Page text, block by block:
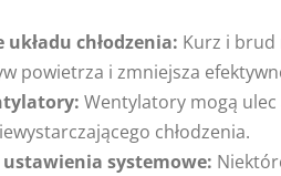
układu chłodzenia: Kurz i brud
powietrza i zmniejsza
Wentylatory mogą
chłodzenia.
systemowe: